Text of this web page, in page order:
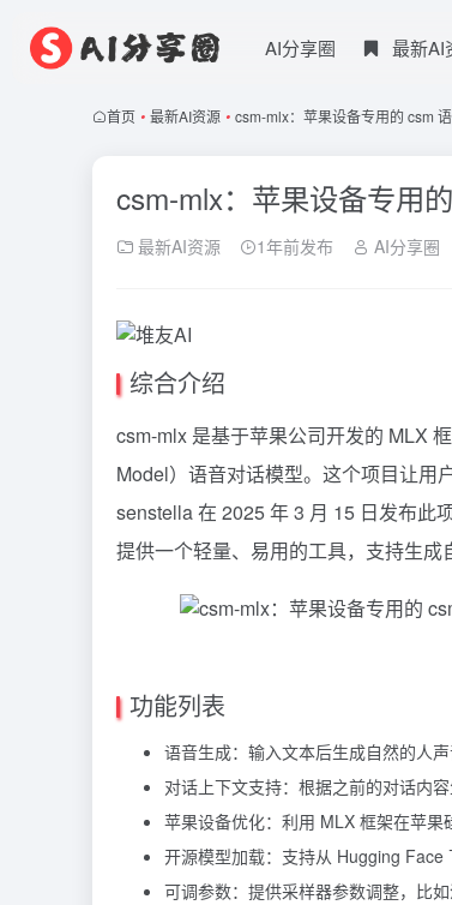
AI分享圈 最新AI
首页 • 最新AI资源 • csm-mlx：苹果设备专用的 csm
csm-mlx：苹果设备专用
最新AI资源 1年前发布 AI分享圈
综合介绍
csm-mlx 是基于苹果公司开发的 MLX
Model）语音对话模型。这个项目让用
senstella 在 2025 年 3 月 15 日发布此
提供一个轻量、易用的工具，支持生成
功能列表
语音生成：输入文本后生成自然的人声
对话上下文支持：根据之前的对话内容
苹果设备优化：利用 MLX 框架在苹果
开源模型加载：支持从 Hugging Face
可调参数：提供采样器参数调整，比